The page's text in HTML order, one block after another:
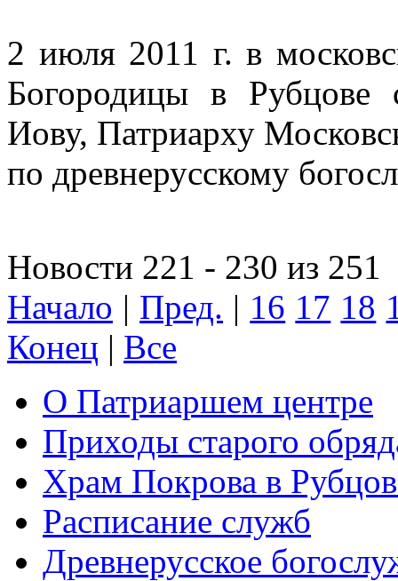
2 июля 2011 г. в
Богородицы в Рубцове
Иову, Патриарху
по древнерусскому
Новости 221 - 230 из 251
Начало | Пред. | 16 17 18
Конец | Все
О Патриаршем центре
Приходы старого
Храм Покрова в
Расписание служб
Древнерусское